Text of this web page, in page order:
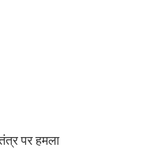
पर हमला